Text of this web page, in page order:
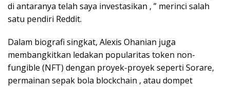
di antaranya telah saya investasikan , ” merinci salah
satu pendiri Reddit.
Dalam biografi singkat, Alexis Ohanian juga
membangkitkan ledakan popularitas token non-
fungible (NFT) dengan proyek-proyek seperti Sorare,
permainan sepak bola blockchain , atau dompet